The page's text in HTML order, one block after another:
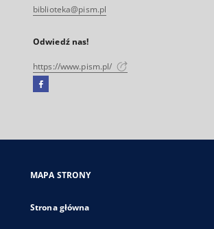
biblioteka@pism.pl
Odwiedź nas!
https://www.pism.pl/
Facebook
się
karcie
MAPA STRONY
Strona główna